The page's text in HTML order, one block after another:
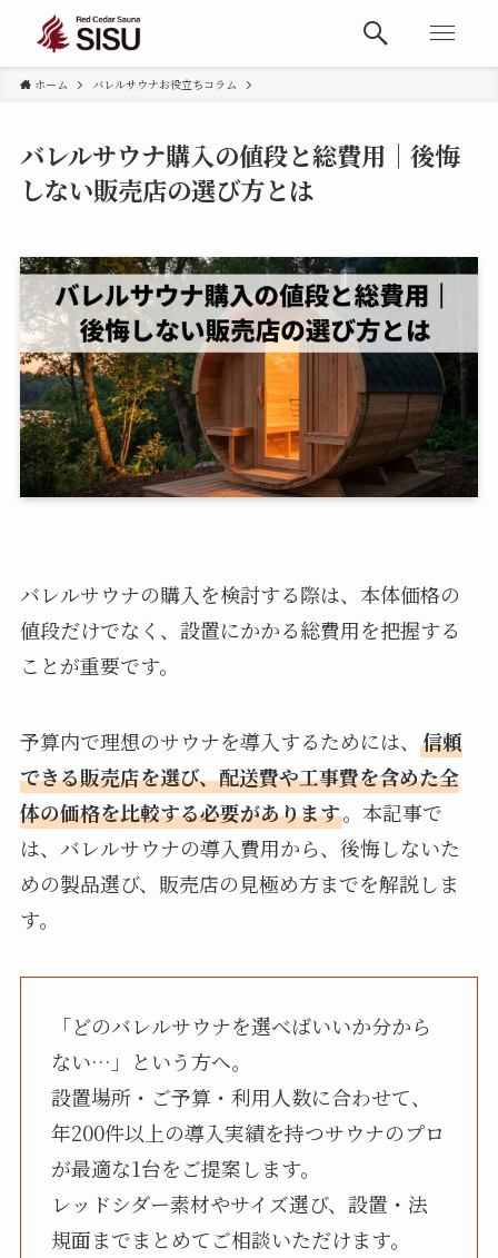
ホーム バレルサウナお役立ちコラム
バレルサウナ購入の値段と総費用｜後悔
しない販売店の選び方とは
バレルサウナの購入を検討する際は、本体価格の
値段だけでなく、設置にかかる総費用を把握する
ことが重要です。
予算内で理想のサウナを導入するためには、 信頼
できる販売店を選び、配送費や工事費を含めた全
体の価格を比較する必要があります。本記事で
は、バレルサウナの導入費用から、後悔しないた
めの製品選び、販売店の見極め方までを解説しま
す。
「どのバレルサウナを選べばいいか分から
ない…」という方へ。
設置場所・ご予算・利用人数に合わせて、
年200件以上の導入実績を持つサウナのプロ
が最適な1台をご提案します。
レッドシダー素材やサイズ選び、設置・法
規面までまとめてご相談いただけます。